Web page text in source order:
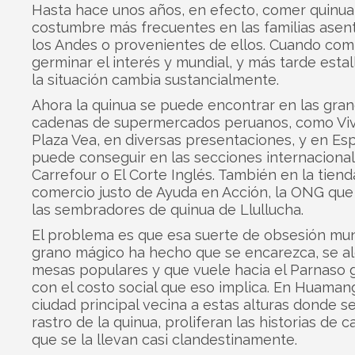
Hasta hace unos años, en efecto, comer
costumbre más frecuentes en las familias
los Andes o provenientes de ellos. Cuando
germinar el interés y mundial, y más tarde
la situación cambia sustancialmente.
Ahora la quinua se puede encontrar en las
cadenas de supermercados peruanos, como
Plaza Vea, en diversas presentaciones, y en
puede conseguir en las secciones
Carrefour o El Corte Inglés. También en la
comercio justo de Ayuda en Acción, la ONG
las sembradores de quinua de Llullucha.
El problema es que esa suerte de obsesión
grano mágico ha hecho que se encarezca, se
mesas populares y que vuele hacia el Parnaso
con el costo social que eso implica. En
ciudad principal vecina a estas alturas donde
rastro de la quinua, proliferan las historias de
que se la llevan casi clandestinamente.